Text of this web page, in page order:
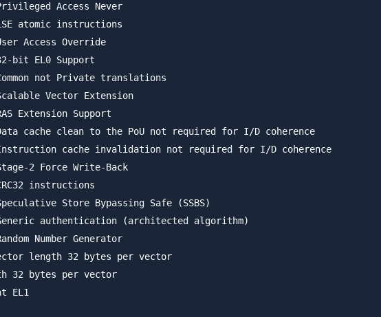
Access Never
atomic instructions
Access Override
bit EL0 Support
not Private translations
Vector Extension
Extension Support
cache clean to the PoU not required for I/D coherence
cache invalidation not required for I/D coherence
2 Force Write-Back
instructions
Store Bypassing Safe (SSBS)
authentication (architected algorithm)
Number Generator
length 32 bytes per vector
32 bytes per vector
EL1